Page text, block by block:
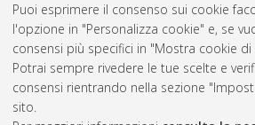
Puoi esprimere il consenso sui cookie
l'opzione in "Personalizza cookie" e, se
consensi più specifici in "Mostra cookie
Potrai sempre rivedere le tue scelte e
consensi rientrando nella sezione
sito.
Atom
Rss
AMS Acta
ISSN: 2038-7954
re3data.org -
doi.org/10.17616/R3P19R
Servizio implementato e